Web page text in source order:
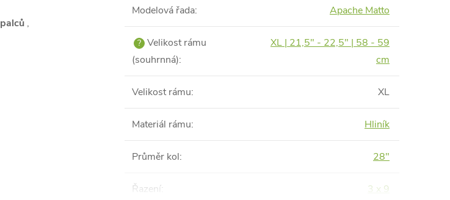
,
Modelová řada: Apache Matto
? Velikost rámu
(souhrnná):
XL | 21,5" - 22,5" | 58 - 59
cm
Velikost rámu: XL
Materiál rámu: Hliník
Průměr kol: 28"
Řazení: 3 x 9